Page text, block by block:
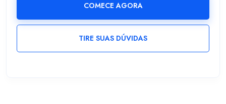
COMECE AGORA
TIRE SUAS DÚVIDAS